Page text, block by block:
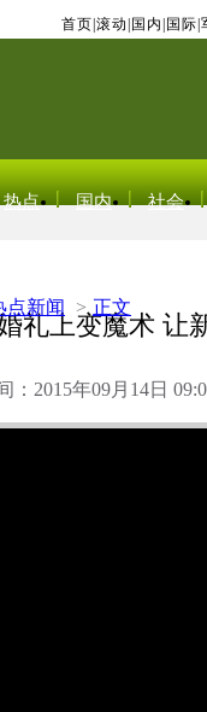
首页 滚动 国内 国际
热点 国内 社会
点新闻 > 正文
礼上变魔术 让
：2015年09月14日